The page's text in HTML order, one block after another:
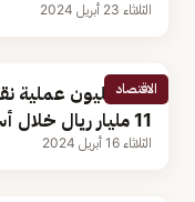
الثلاثاء 23 أبريل 2024
الاقتصاد179 مليون
11 مليار ريال خلال أسبوع
الثلاثاء 16 أبريل 2024